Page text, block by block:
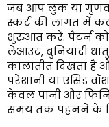
जब आप लुक या
स्कर्ट की लागत में
शुरुआत करें. पैटर्न
लेआउट, बुनियादी
कालातीत दिखता है
परेशानी या एसिड
केवल पानी और
समय तक पहनने के